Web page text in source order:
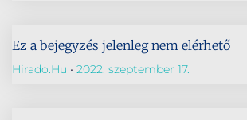
Ez a bejegyzés jelenleg nem elérhető
Hirado.hu 2022. szeptember 17.